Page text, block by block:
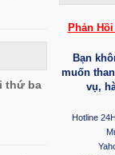
thứ ba
Phản
Bạn
muốn
vụ,
Hotline